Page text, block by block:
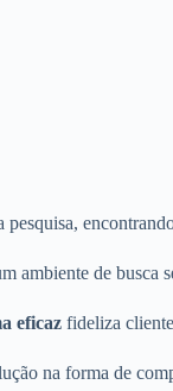
ambiente de busca
eficaz fideliza
na forma de